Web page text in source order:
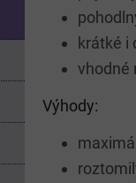
krátké i
vhodné
Výhody: